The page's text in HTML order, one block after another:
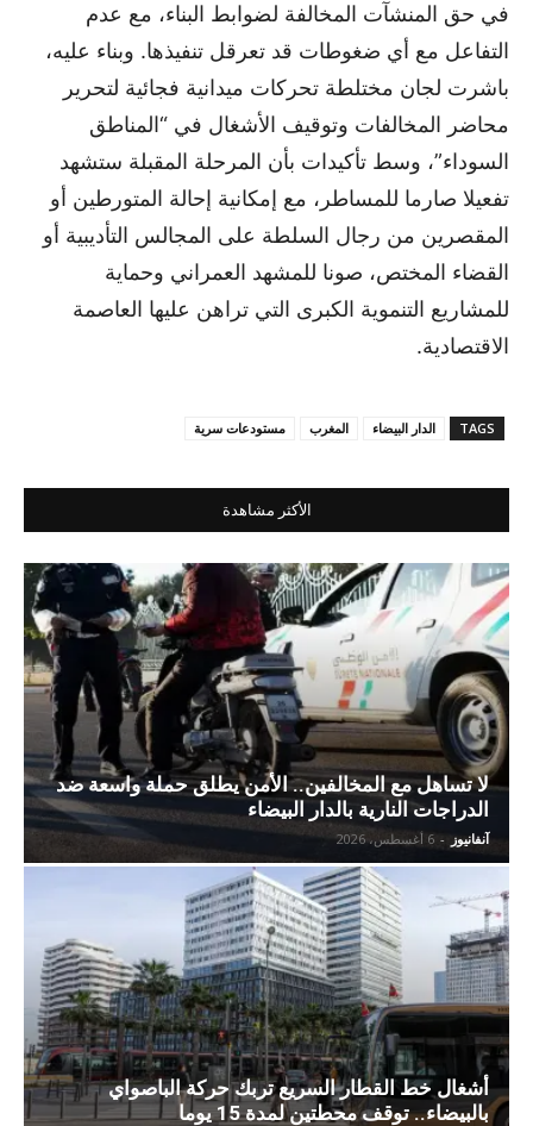
في حق المنشآت المخالفة لضوابط البناء، مع عدم
التفاعل مع أي ضغوطات قد تعرقل تنفيذها. وبناء عليه،
باشرت لجان مختلطة تحركات ميدانية فجائية لتحرير
محاضر المخالفات وتوقيف الأشغال في “المناطق
السوداء”، وسط تأكيدات بأن المرحلة المقبلة ستشهد
تفعيلا صارما للمساطر، مع إمكانية إحالة المتورطين أو
المقصرين من رجال السلطة على المجالس التأديبية أو
القضاء المختص، صونا للمشهد العمراني وحماية
للمشاريع التنموية الكبرى التي تراهن عليها العاصمة
الاقتصادية.
TAGS الدار البيضاء المغرب مستودعات سرية
الأكثر مشاهدة
لا تساهل مع المخالفين.. الأمن يطلق حملة واسعة ضد
الدراجات النارية بالدار البيضاء
آنفانيوز - 6 أغسطس، 2026
أشغال خط القطار السريع تربك حركة الباصواي
بالبيضاء.. توقف محطتين لمدة 15 يوما